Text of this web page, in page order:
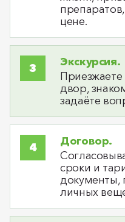
цене.
Экскурсия.
двор,
задаёте
Договор.
сроки и
документы,
личных